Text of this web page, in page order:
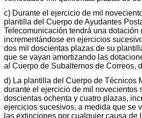
c) Durante el ejercicio de mil
plantilla del Cuerpo de Ayudantes
Telecomunicación tendrá una dotación
incrementándose en ejercicios
dos mil doscientas plazas de su
que se vayan amortizando las
al Cuerpo de Subalternos de Correos,
d) La plantilla del Cuerpo de Técnicos
durante el ejercicio de mil novecientos
doscientas ochenta y cuatro plazas,
ejercicios sucesivos, a medida que se
las extinciones por cualquier causa de